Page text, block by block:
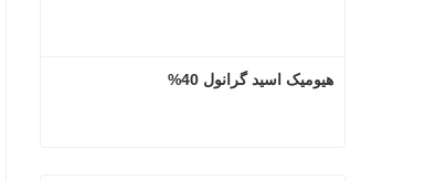
هیومیک اسید گرانول 40%